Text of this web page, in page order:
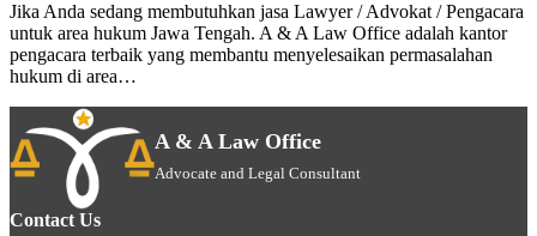
Jika Anda sedang membutuhkan jasa Lawyer / Advokat / Pengacara
untuk area hukum Jawa Tengah. A & A Law Office adalah kantor
pengacara terbaik yang membantu menyelesaikan permasalahan
hukum di area…
A & A Law Office
Advocate and Legal Consultant
Contact Us